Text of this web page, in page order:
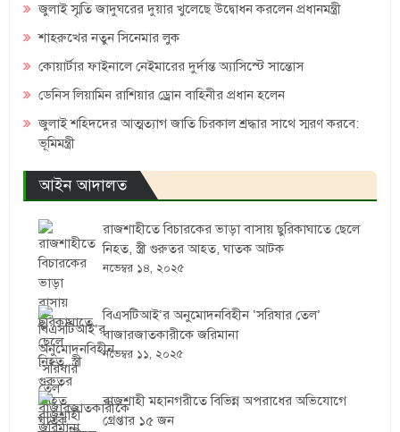
জুলাই স্মৃতি জাদুঘরের দুয়ার খুলেছে উদ্বোধন করলেন প্রধানমন্ত্রী
শাহরুখের নতুন সিনেমার লুক
কোয়ার্টার ফাইনালে নেইমারের দুর্দান্ত অ্যাসিস্টে সান্তোস
ডেনিস লিয়ামিন রাশিয়ার ড্রোন বাহিনীর প্রধান হলেন
জুলাই শহিদদের আত্মত্যাগ জাতি চিরকাল শ্রদ্ধার সাথে স্মরণ করবে:
ভূমিমন্ত্রী
আইন আদালত
রাজশাহীতে বিচারকের ভাড়া বাসায় ছুরিকাঘাতে ছেলে
নিহত, স্ত্রী গুরুতর আহত, ঘাতক আটক
নভেম্বর ১৪, ২০২৫
বিএসটিআই’র অনুমোদনবিহীন ‘সরিষার তেল’
বাজারজাতকারীকে জরিমানা
নভেম্বর ১১, ২০২৫
রাজশাহী মহানগরীতে বিভিন্ন অপরাধের অভিযোগে
গ্রেপ্তার ১৫ জন